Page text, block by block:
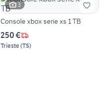
3
Console xbox serie xs 1 TB
250 €
Trieste(TS)